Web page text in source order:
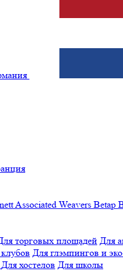
Associated Weavers Betap
торговых площадей Для
Для глэмпингов и
Для хостелов Для школы